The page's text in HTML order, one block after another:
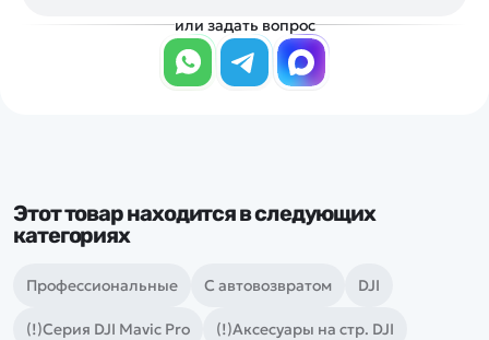
или задать вопрос
Этот товар находится в следующих
категориях
Профессиональные С автовозвратом DJI
(!)Серия DJI Mavic Pro (!)Аксесуары на стр. DJI